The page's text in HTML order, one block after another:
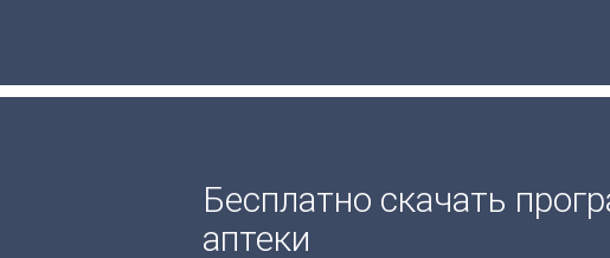
Бесплатно скачать
аптеки